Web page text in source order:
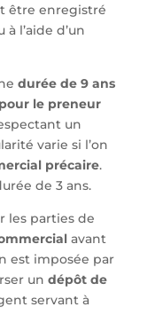
être enregistré
l’aide d’un
durée de 9 ans
le preneur
un
varie si l’on
précaire.
de 3 ans.
les parties de
avant
est imposée par
un dépôt de
servant à